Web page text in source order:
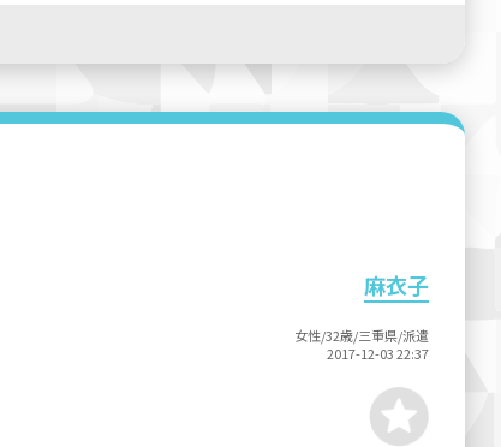
麻衣子
女性/32歳/三重県/派遣
2017-12-03 22:37